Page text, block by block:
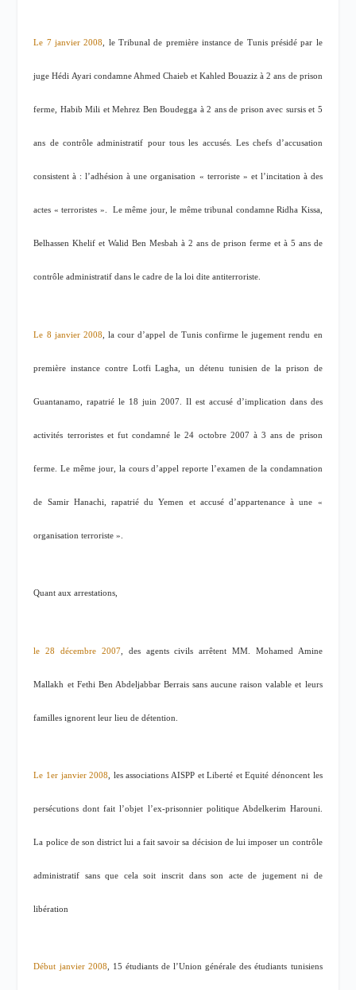
Le 7 janvier 2008, le Tribunal de première instance de Tunis présidé par le
juge Hédi Ayari condamne Ahmed Chaieb et Kahled Bouaziz à 2 ans de prison
ferme, Habib Mili et Mehrez Ben Boudegga à 2 ans de prison avec sursis et 5
ans de contrôle administratif pour tous les accusés. Les chefs d’accusation
consistent à : l’adhésion à une organisation « terroriste » et l’incitation à des
actes « terroristes ». Le même jour, le même tribunal condamne Ridha Kissa,
Belhassen Khelif et Walid Ben Mesbah à 2 ans de prison ferme et à 5 ans de
contrôle administratif dans le cadre de la loi dite antiterroriste.
Le 8 janvier 2008 , la cour d’appel de Tunis confirme le jugement rendu en
première instance contre Lotfi Lagha, un détenu tunisien de la prison de
Guantanamo, rapatrié le 18 juin 2007. Il est accusé d’implication dans des
activités terroristes et fut condamné le 24 octobre 2007 à 3 ans de prison
ferme. Le même jour, la cours d’appel reporte l’examen de la condamnation
de Samir Hanachi, rapatrié du Yemen et accusé d’appartenance à une «
organisation terroriste ».
Quant aux arrestations,
le 28 décembre 2007, des agents civils arrêtent MM. Mohamed Amine
Mallakh et Fethi Ben Abdeljabbar Berrais sans aucune raison valable et leurs
familles ignorent leur lieu de détention.
Le 1er janvier 2008 , les associations AISPP et Liberté et Equité dénoncent les
persécutions dont fait l’objet l’ex-prisonnier politique Abdelkerim Harouni.
La police de son district lui a fait savoir sa décision de lui imposer un contrôle
administratif sans que cela soit inscrit dans son acte de jugement ni de
libération
Début janvier 2008, 15 étudiants de l’Union générale des étudiants tunisiens